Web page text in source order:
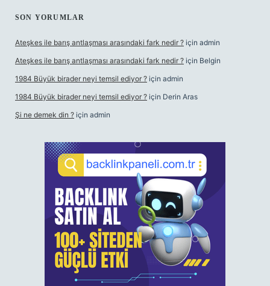
SON YORUMLAR
Ateşkes ile barış antlaşması arasındaki fark nedir ? için admin
Ateşkes ile barış antlaşması arasındaki fark nedir ? için Belgin
1984 Büyük birader neyi temsil ediyor ? için admin
1984 Büyük birader neyi temsil ediyor ? için Derin Aras
Şi ne demek din ? için admin